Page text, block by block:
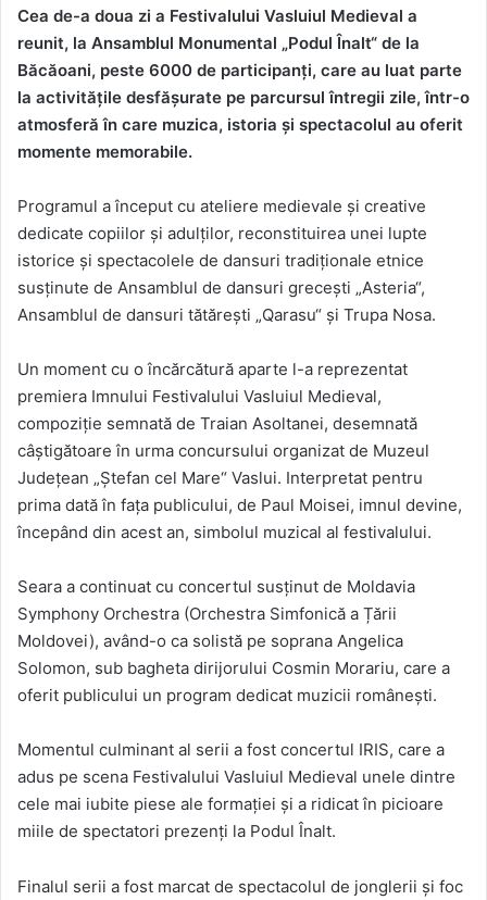
Cea de-a doua zi a Festivalului Vasluiul Medieval a
reunit, la Ansamblul Monumental „Podul Înalt“ de la
Băcăoani, peste 6000 de participanți, care au luat parte
la activitățile desfășurate pe parcursul întregii zile, într-o
atmosferă în care muzica, istoria și spectacolul au oferit
momente memorabile.
Programul a început cu ateliere medievale și creative
dedicate copiilor și adulților, reconstituirea unei lupte
istorice și spectacolele de dansuri tradiționale etnice
susținute de Ansamblul de dansuri grecești „Asteria“,
Ansamblul de dansuri tătărești „Qarasu“ și Trupa Nosa.
Un moment cu o încărcătură aparte l-a reprezentat
premiera Imnului Festivalului Vasluiul Medieval,
compoziție semnată de Traian Asoltanei, desemnată
câștigătoare în urma concursului organizat de Muzeul
Județean „Ștefan cel Mare“ Vaslui. Interpretat pentru
prima dată în fața publicului, de Paul Moisei, imnul devine,
începând din acest an, simbolul muzical al festivalului.
Seara a continuat cu concertul susținut de Moldavia
Symphony Orchestra (Orchestra Simfonică a Țării
Moldovei), având-o ca solistă pe soprana Angelica
Solomon, sub bagheta dirijorului Cosmin Morariu, care a
oferit publicului un program dedicat muzicii românești.
Momentul culminant al serii a fost concertul IRIS, care a
adus pe scena Festivalului Vasluiul Medieval unele dintre
cele mai iubite piese ale formației și a ridicat în picioare
miile de spectatori prezenți la Podul Înalt.
Finalul serii a fost marcat de spectacolul de jonglerii și foc